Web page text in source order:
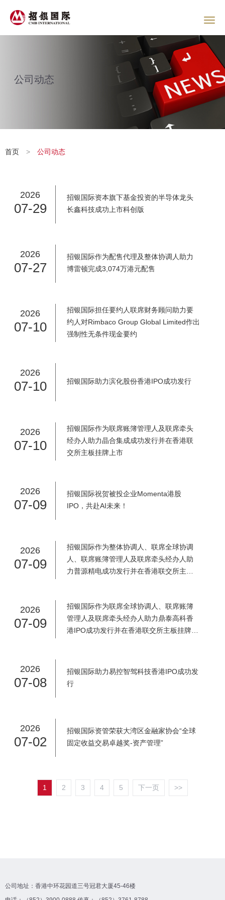
公司动态
首页 > 公司动态
2026
07-29
招银国际资本旗下基金投资的半导体龙头
长鑫科技成功上市科创版
2026
07-27
招银国际作为配售代理及整体协调人助力
博雷顿完成3,074万港元配售
2026
07-10
招银国际担任要约人联席财务顾问助力要
约人对Rimbaco Group Global Limited作出
强制性无条件现金要约
2026
07-10 招银国际助力滨化股份香港IPO成功发行
2026
07-10
招银国际作为联席账簿管理人及联席牵头
经办人助力晶合集成成功发行并在香港联
交所主板挂牌上市
2026
07-09
招银国际祝贺被投企业Momenta港股
IPO，共赴AI未来！
2026
07-09
招银国际作为整体协调人、联席全球协调
人、联席账簿管理人及联席牵头经办人助
力普源精电成功发行并在香港联交所主板
2026
07-09
招银国际作为联席全球协调人、联席账簿
管理人及联席牵头经办人助力鼎泰高科香
港IPO成功发行并在香港联交所主板挂牌上
2026
07-08
招银国际助力易控智驾科技香港IPO成功发
行
2026
07-02
招银国际资管荣获大湾区金融家协会“全球
固定收益交易卓越奖-资产管理”
1 2 3 4 5 下一页 >>
公司地址：香港中环花园道三号冠君大厦45-46楼